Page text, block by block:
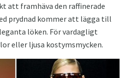
att framhäva den raffinerade
prydnad kommer att lägga till
löken. För vardagligt
eller ljusa kostymsmycken.